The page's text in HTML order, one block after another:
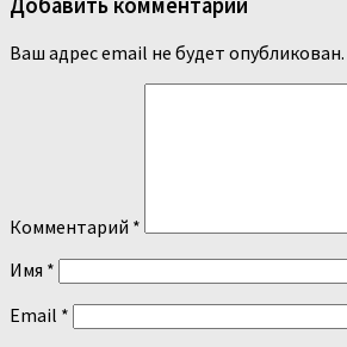
Ваш адрес email не будет опубликован.
Комментарий *
Имя *
Email *